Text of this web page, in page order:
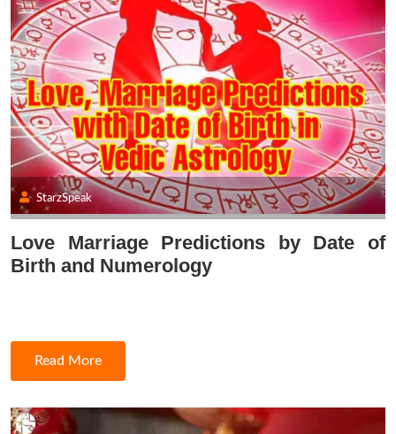
StarzSpeak
Love Marriage Predictions by Date of
Birth and Numerology
Read More